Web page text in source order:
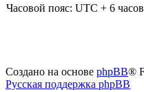
Часовой пояс: UTC + 6 часов
Создано на основе phpBB®
Русская поддержка phpBB